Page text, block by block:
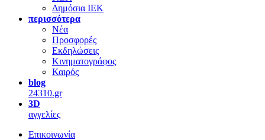
Δημόσια ΙΕΚ
περισσότερα
Νέα
Προσφορές
Εκδηλώσεις
Κινηματογράφος
Καιρός
blog
24310.gr
3D
αγγελίες
Επικοινωνία